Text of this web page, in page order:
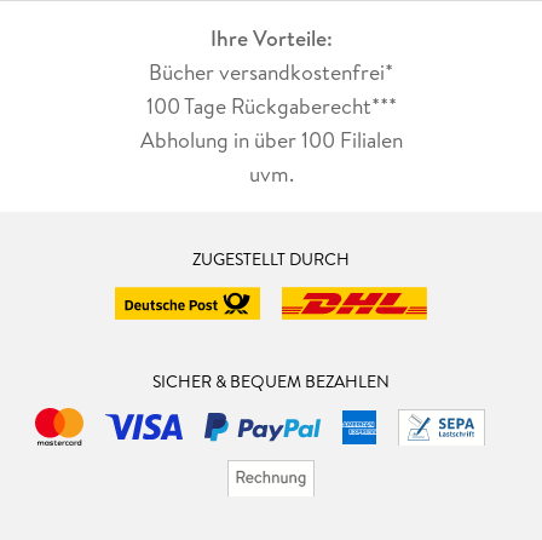
Ihre Vorteile:
Bücher versandkostenfrei*
100 Tage Rückgaberecht***
Abholung in über 100 Filialen
uvm.
ZUGESTELLT DURCH
SICHER & BEQUEM BEZAHLEN